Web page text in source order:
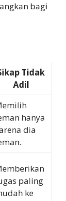
bagi
Tidak
Adil
hanya
dia
paling
ke